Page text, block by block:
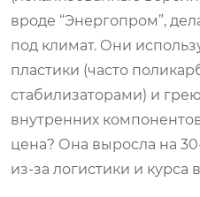
вроде “Энергопром”,
под климат. Они
пластики (часто
стабилизаторами) и
внутренних
цена? Она выросла на
из-за логистики и курса